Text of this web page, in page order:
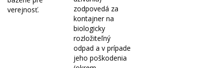
verejnosť.
zodpovedá za
kontajner na
biologicky
rozložiteľný
odpad a v prípade
jeho poškodenia